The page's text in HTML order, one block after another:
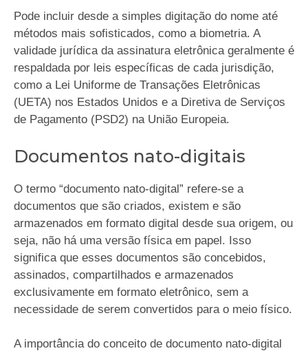
Pode incluir desde a simples digitação do nome até
métodos mais sofisticados, como a biometria. A
validade jurídica da assinatura eletrônica geralmente é
respaldada por leis específicas de cada jurisdição,
como a Lei Uniforme de Transações Eletrônicas
(UETA) nos Estados Unidos e a Diretiva de Serviços
de Pagamento (PSD2) na União Europeia.
Documentos nato-digitais
O termo “documento nato-digital” refere-se a
documentos que são criados, existem e são
armazenados em formato digital desde sua origem, ou
seja, não há uma versão física em papel. Isso
significa que esses documentos são concebidos,
assinados, compartilhados e armazenados
exclusivamente em formato eletrônico, sem a
necessidade de serem convertidos para o meio físico.
A importância do conceito de documento nato-digital